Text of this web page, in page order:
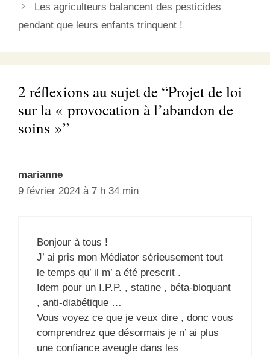
Les agriculteurs balancent des pesticides
pendant que leurs enfants trinquent !
2 réflexions au sujet de “Projet de loi
sur la « provocation à l’abandon de
soins »”
marianne
9 février 2024 à 7 h 34 min
Bonjour à tous !
J’ ai pris mon Médiator sérieusement tout
le temps qu’ il m’ a été prescrit .
Idem pour un I.P.P. , statine , béta-bloquant
, anti-diabétique …
Vous voyez ce que je veux dire , donc vous
comprendrez que désormais je n’ ai plus
une confiance aveugle dans les